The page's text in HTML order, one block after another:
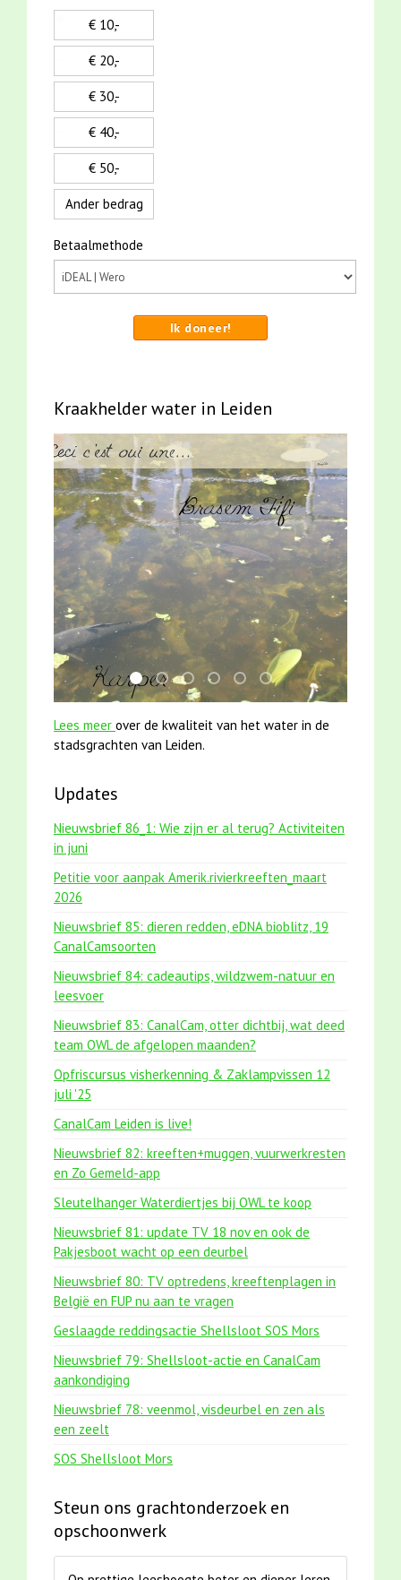
€ 10,-
€ 20,-
€ 30,-
€ 40,-
€ 50,-
Ander bedrag
Betaalmethode
Ik doneer!
Kraakhelder water in Leiden
smoelenboek fifi en karper nieuwsbrief-
karper met kattenklimtouw
jun2021 28 brasem en rietvoorns
jun2021 zaklv 5 snoekje MOOI
mei2021 1 snoekje elly
mei2021
Lees meer over de kwaliteit van het water in de
stadsgrachten van Leiden.
Updates
Nieuwsbrief 86_1: Wie zijn er al terug? Activiteiten
in juni
Petitie voor aanpak Amerik.rivierkreeften_maart
2026
Nieuwsbrief 85: dieren redden, eDNA bioblitz, 19
CanalCamsoorten
Nieuwsbrief 84: cadeautips, wildzwem-natuur en
leesvoer
Nieuwsbrief 83: CanalCam, otter dichtbij, wat deed
team OWL de afgelopen maanden?
Opfriscursus visherkenning & Zaklampvissen 12
juli '25
CanalCam Leiden is live!
Nieuwsbrief 82: kreeften+muggen, vuurwerkresten
en Zo Gemeld-app
Sleutelhanger Waterdiertjes bij OWL te koop
Nieuwsbrief 81: update TV 18 nov en ook de
Pakjesboot wacht op een deurbel
Nieuwsbrief 80: TV optredens, kreeftenplagen in
België en FUP nu aan te vragen
Geslaagde reddingsactie Shellsloot SOS Mors
Nieuwsbrief 79: Shellsloot-actie en CanalCam
aankondiging
Nieuwsbrief 78: veenmol, visdeurbel en zen als
een zeelt
SOS Shellsloot Mors
Steun ons grachtonderzoek en
opschoonwerk